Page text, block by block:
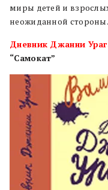
миры детей и
неожиданной стороны.
Дневник Джанни
“Самокат”